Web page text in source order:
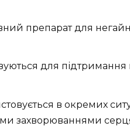
препарат для
для підтримання
в окремих
захворюваннями